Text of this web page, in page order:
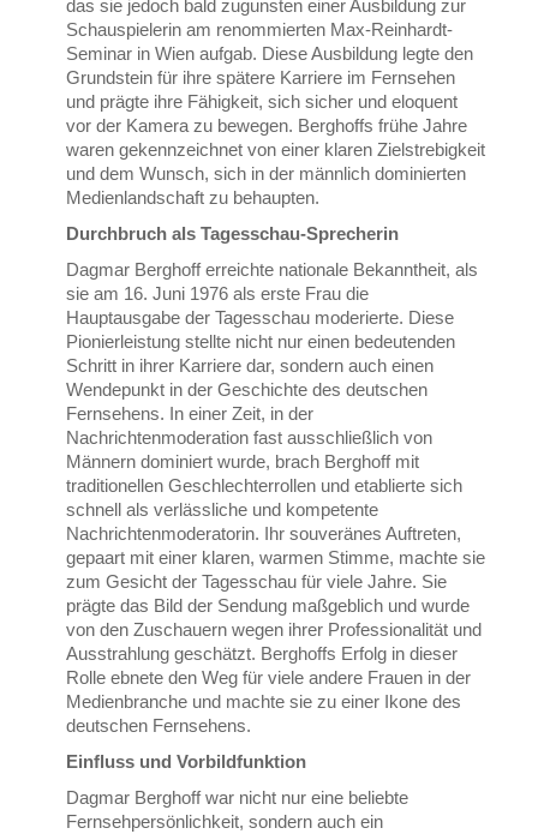
das sie jedoch bald zugunsten einer Ausbildung zur
Schauspielerin am renommierten Max-Reinhardt-
Seminar in Wien aufgab. Diese Ausbildung legte den
Grundstein für ihre spätere Karriere im Fernsehen
und prägte ihre Fähigkeit, sich sicher und eloquent
vor der Kamera zu bewegen. Berghoffs frühe Jahre
waren gekennzeichnet von einer klaren Zielstrebigkeit
und dem Wunsch, sich in der männlich dominierten
Medienlandschaft zu behaupten.
Durchbruch als Tagesschau-Sprecherin
Dagmar Berghoff erreichte nationale Bekanntheit, als
sie am 16. Juni 1976 als erste Frau die
Hauptausgabe der Tagesschau moderierte. Diese
Pionierleistung stellte nicht nur einen bedeutenden
Schritt in ihrer Karriere dar, sondern auch einen
Wendepunkt in der Geschichte des deutschen
Fernsehens. In einer Zeit, in der
Nachrichtenmoderation fast ausschließlich von
Männern dominiert wurde, brach Berghoff mit
traditionellen Geschlechterrollen und etablierte sich
schnell als verlässliche und kompetente
Nachrichtenmoderatorin. Ihr souveränes Auftreten,
gepaart mit einer klaren, warmen Stimme, machte sie
zum Gesicht der Tagesschau für viele Jahre. Sie
prägte das Bild der Sendung maßgeblich und wurde
von den Zuschauern wegen ihrer Professionalität und
Ausstrahlung geschätzt. Berghoffs Erfolg in dieser
Rolle ebnete den Weg für viele andere Frauen in der
Medienbranche und machte sie zu einer Ikone des
deutschen Fernsehens.
Einfluss und Vorbildfunktion
Dagmar Berghoff war nicht nur eine beliebte
Fernsehpersönlichkeit, sondern auch ein